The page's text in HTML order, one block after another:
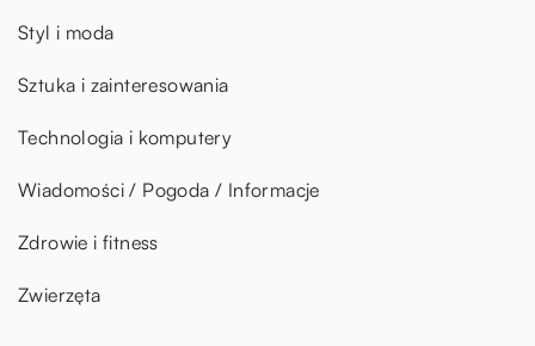
Styl i moda
Sztuka i zainteresowania
Technologia i komputery
Wiadomości / Pogoda / Informacje
Zdrowie i fitness
Zwierzęta